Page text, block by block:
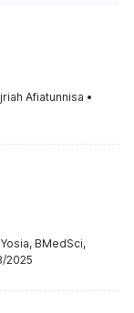
Afiatunnisa •
BMedSci,
2025